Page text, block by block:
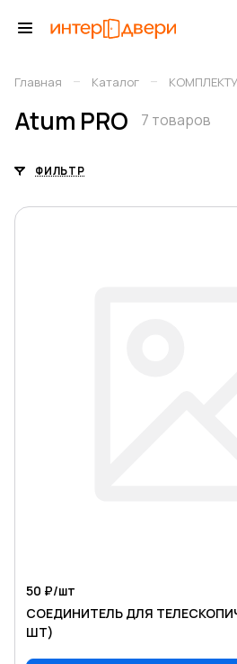
Главная – Каталог –
Atum PRO 7 товаров
ФИЛЬТР
50 ₽/шт
СОЕДИНИТЕЛЬ ДЛЯ
ШТ)